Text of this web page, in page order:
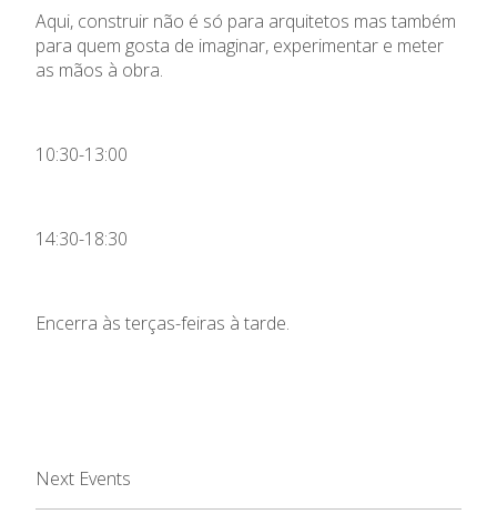
Aqui, construir não é só para arquitetos mas também
para quem gosta de imaginar, experimentar e meter
as mãos à obra.
10:30-13:00
14:30-18:30
Encerra às terças-feiras à tarde.
Next Events